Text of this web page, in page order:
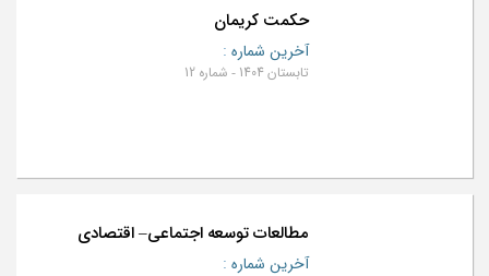
حکمت کریمان
آخرین شماره :
تابستان 1404 - شماره 12
مطالعات توسعه اجتماعی– اقتصادی
آخرین شماره :